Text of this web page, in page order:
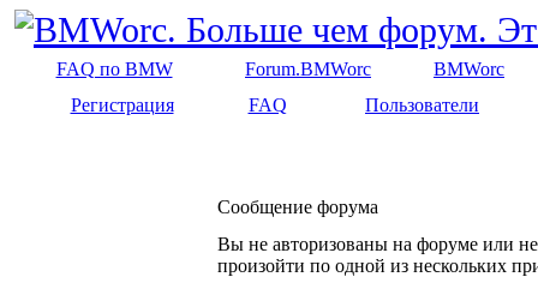
FAQ по BMW Forum.BMWorc
BMWorc
Регистрация
FAQ Пользователи
Сообщение форума
Вы не авторизованы на форуме или
произойти по одной из нескольких